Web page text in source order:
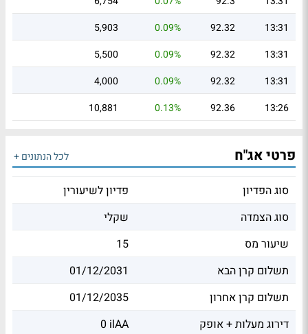
13:31
92.32
0.09%
5,903
13:31
92.32
0.09%
5,500
13:31
92.32
0.09%
4,000
13:26
92.36
0.13%
10,881
פרטי אג"ח לכל הנתונים +
סוג הפדיון
פדיון לשיעורין
סוג הצמדה
שקלי
שיעור מס
15
תשלום קרן הבא
01/12/2031
תשלום קרן אחרון
01/12/2035
דירוג מעלות + אופק
0 ilAA